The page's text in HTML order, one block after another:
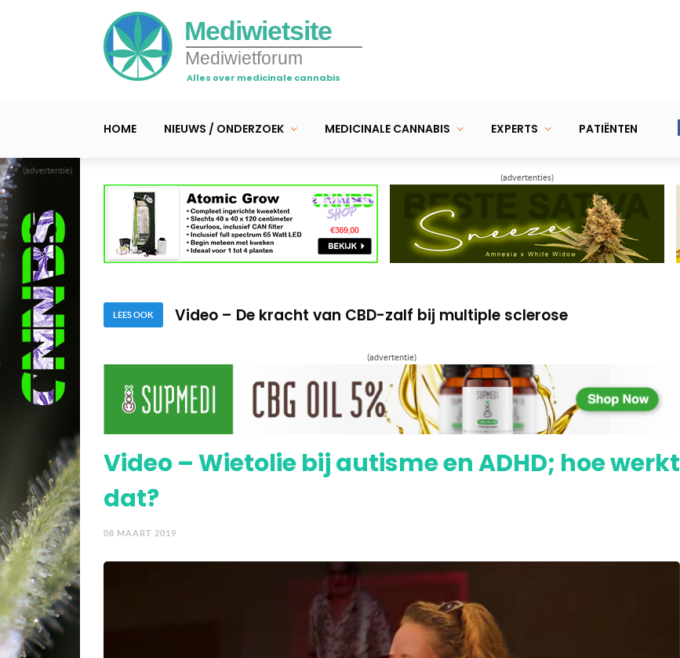
(advertentie)
Mediwietsite
Mediwietforum
Alles over medicinale cannabis
HOME NIEUWS / ONDERZOEK MEDICINALE CANNABIS EXPERTS PATIËNTEN
(advertenties)
LEES OOK
Video – MS-patiënt Ray blijft actief en sportief met cannabis
Video – Wietolie helpt Dylan met symptomen hersenverlamming
Video – Wietolie helpt Dylan met symptomen hersenverlamming
(advertentie)
Video – Wietolie bij autisme en ADHD; hoe werkt
dat?
08 MAART 2019